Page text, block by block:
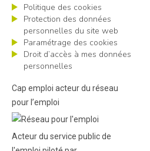
Politique des cookies
Protection des données
personnelles du site web
Paramétrage des cookies
Droit d’accès à mes données
personnelles
Cap emploi acteur du réseau
pour l’emploi
Acteur du service public de